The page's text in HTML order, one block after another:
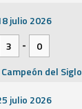
julio 2026
3
-
0
del Siglo
julio 2026